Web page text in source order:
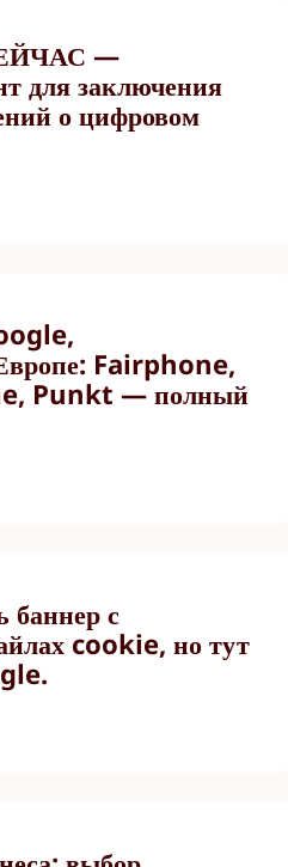
—
для заключения
о цифровом
Fairphone,
Punkt — полный
баннер с
cookie, но тут